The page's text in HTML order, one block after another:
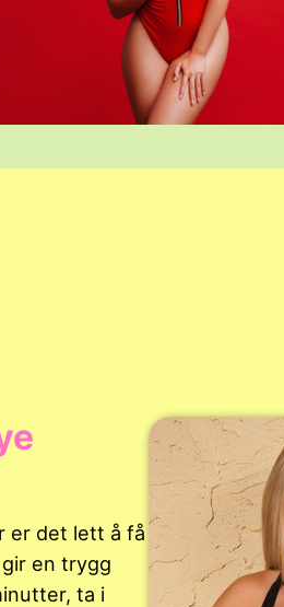
er det lett å få
en trygg
ta i